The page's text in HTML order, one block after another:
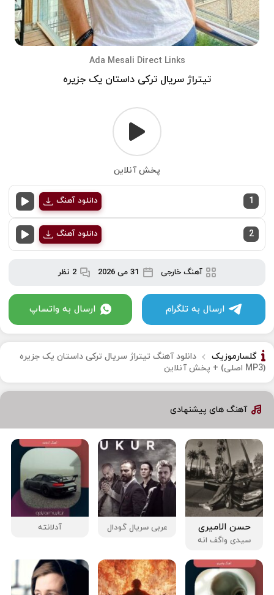
Ada Mesali Direct Links
تیتراژ سریال ترکی داستان یک جزیره
پخش آنلاین
1 دانلود آهنگ
2 دانلود آهنگ
آهنگ خارجی 31 می 2026 2 نظر
ارسال به تلگرام ارسال به واتساپ
گلسارموزیک
دانلود آهنگ تیتراژ سریال ترکی داستان یک جزیره
(MP3 اصلی) + پخش آنلاین
آهنگ های پیشنهادی
حسن الامیری
سیدی واگف انه
عربی سریال گودال آدلانته